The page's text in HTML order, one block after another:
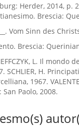
Herder, 2014, p.
Brescia:
Vom Sinn des
Brescia:
L. Il mondo
SCHLIER, H.
1967.
San Paolo, 2008.